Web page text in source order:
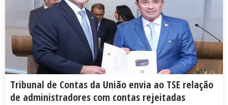
Tribunal de Contas da União envia ao TSE relação
de administradores com contas rejeitadas